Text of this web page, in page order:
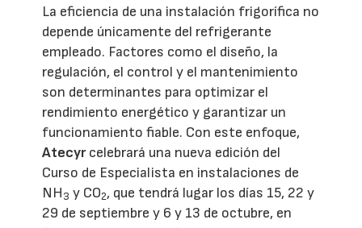
La eficiencia de una instalación frigorífica no
depende únicamente del refrigerante
empleado. Factores como el diseño, la
regulación, el control y el mantenimiento
son determinantes para optimizar el
rendimiento energético y garantizar un
funcionamiento fiable. Con este enfoque,
Atecyrcelebrará una nueva edición del
Curso de Especialista en instalaciones de
NH3 y CO2, que tendrá lugar los días 15, 22 y
29 de septiembre y 6 y 13 de octubre, en